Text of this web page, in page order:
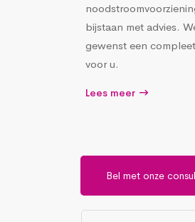
bijstaan met advies.
gewenst een
voor u.
Lees meer
Bel met onze